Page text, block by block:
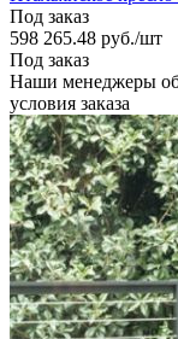
Под заказ
598 265.48 руб./шт
Под заказ
Наши менеджеры
условия заказа